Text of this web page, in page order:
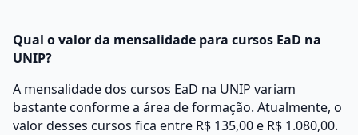
Qual o valor da mensalidade para cursos EaD na
UNIP?
A mensalidade dos cursos EaD na UNIP variam
bastante conforme a área de formação. Atualmente, o
valor desses cursos fica entre R$ 135,00 e R$ 1.080,00.